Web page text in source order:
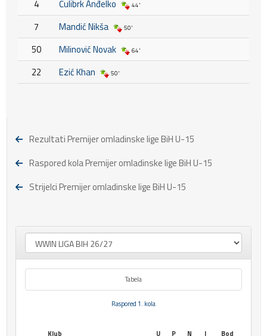
4 Ćulibrk Anđelko 44'
7 Mandić Nikša 50'
50 Milinović Novak 64'
22 Ezić Khan 50'
Rezultati Premijer omladinske lige BiH U-15
Raspored kola Premijer omladinske lige BiH U-15
Strijelci Premijer omladinske lige BiH U-15
Tabela
Raspored 1. kola
Klub U P N I
Bod